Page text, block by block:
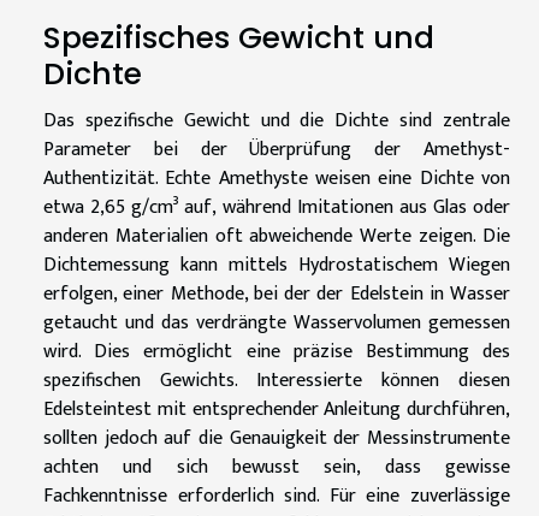
Spezifisches Gewicht und
Dichte
Das spezifische Gewicht und die Dichte sind zentrale
Parameter bei der Überprüfung der Amethyst-
Authentizität. Echte Amethyste weisen eine Dichte von
etwa 2,65 g/cm³ auf, während Imitationen aus Glas oder
anderen Materialien oft abweichende Werte zeigen. Die
Dichtemessung kann mittels Hydrostatischem Wiegen
erfolgen, einer Methode, bei der der Edelstein in Wasser
getaucht und das verdrängte Wasservolumen gemessen
wird. Dies ermöglicht eine präzise Bestimmung des
spezifischen Gewichts. Interessierte können diesen
Edelsteintest mit entsprechender Anleitung durchführen,
sollten jedoch auf die Genauigkeit der Messinstrumente
achten und sich bewusst sein, dass gewisse
Fachkenntnisse erforderlich sind. Für eine zuverlässige